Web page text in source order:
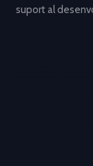
suport al